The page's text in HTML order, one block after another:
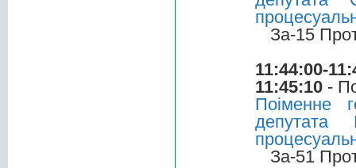
За-15
11:44:00-
11:45:10 -
Поіменне
депутата
За-51